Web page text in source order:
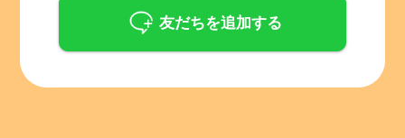
友だちを追加する